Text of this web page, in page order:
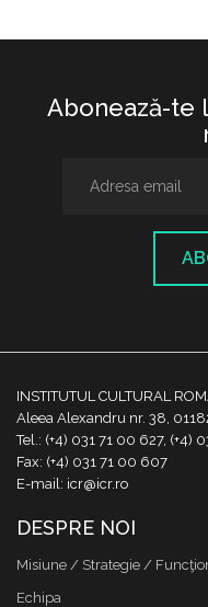
Abonează-te
INSTITUTUL CULTURAL
Aleea Alexandru nr. 38,
Tel.: (+4) 031 71 00 627, (+4)
Fax: (+4) 031 71 00 607
E-mail: icr@icr.ro
DESPRE NOI
Misiune / Strategie /
Echipa